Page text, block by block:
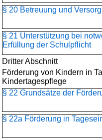
§ 20 Betreuung und
§ 21 Unterstützung bei
Erfüllung der Schulpflicht
Dritter Abschnitt
Förderung von Kindern in
Kindertagespflege
§ 22 Grundsätze der
§ 22a Förderung in